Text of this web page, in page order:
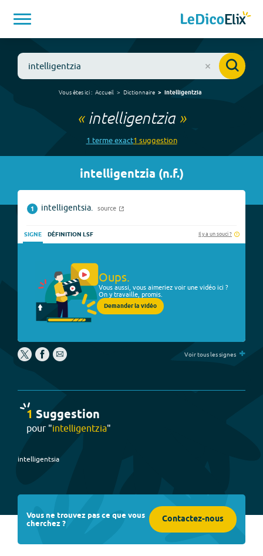
Vous êtes ici : Accueil Dictionnaire intelligentzia
« intelligentzia»
1 termeexact1 suggestion
intelligentzia (n.f.)
1 intelligentsia. source
SIGNE DÉFINITION LSF Il y a un souci ?
Oups.
Vous aussi, vous aimeriez voir une vidéo ici ?
On y travaille, promis.
Demander la vidéo
Voir tous les signes +
1 Suggestion
pour "intelligentzia"
intelligentsia
Vous ne trouvez pas ce que vous
cherchez ? Contactez-nous